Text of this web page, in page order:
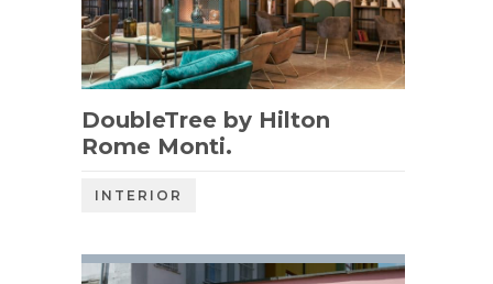
DoubleTree by Hilton
Rome Monti.
INTERIOR